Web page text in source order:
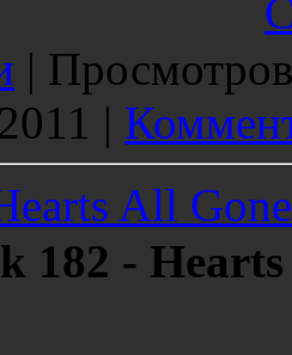
|
|
All
182 -